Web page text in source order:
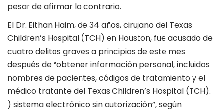
pesar de afirmar lo contrario.
El Dr. Eithan Haim, de 34 años, cirujano del Texas
Children’s Hospital (TCH) en Houston, fue acusado de
cuatro delitos graves a principios de este mes
después de “obtener información personal, incluidos
nombres de pacientes, códigos de tratamiento y el
médico tratante del Texas Children’s Hospital (TCH).
) sistema electrónico sin autorización”, según